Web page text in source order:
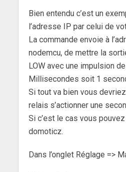
Bien entendu c’est un
l’adresse IP par celui de
La commande envoie à
nodemcu, de mettre la
LOW avec une impulsion
Millisecondes soit 1
Si tout va bien vous
relais s’actionner une
Si c’est le cas vous
domoticz.
Dans l’onglet Réglage =>